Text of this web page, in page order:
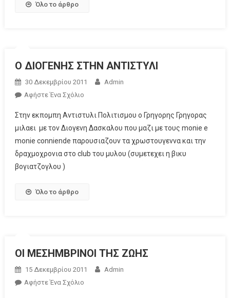
Όλο το άρθρο
Ο ΔΙΟΓΕΝΗΣ ΣΤΗΝ ΑΝΤΙΣΤΥΛΙ
30 Δεκεμβρίου 2011
Admin
Αφήστε Ένα Σχόλιο
Στην εκπομπη Αντιστυλι Πολιτισμου ο Γρηγορης Γρηγορας
μιλαει με τον Διογενη Δασκαλου που μαζι με τους monie e
monie conniende παρουσιαζουν τα χρωστουγεννα και την
δραχμοχρονια στο club του μυλου (συμετεχει η βικυ
βογιατζογλου )
Όλο το άρθρο
ΟΙ ΜΕΣΗΜΒΡΙΝΟΙ ΤΗΣ ΖΩΗΣ
15 Δεκεμβρίου 2011
Admin
Αφήστε Ένα Σχόλιο